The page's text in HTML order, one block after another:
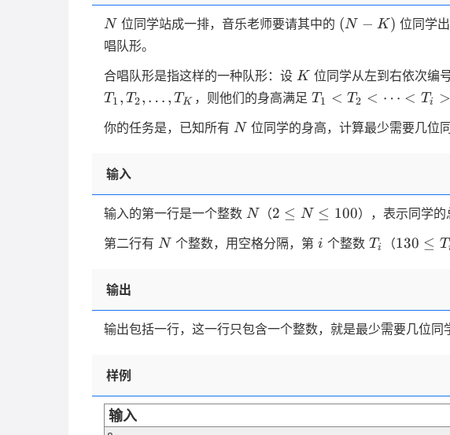
N
N 位同学站成一排，音乐老师要请其中的 (N-
(N − K) 位同学
唱队形。
合唱队形是指这样的一种队形：设 K
K 位同学从左到右依次编
T1 , T2, … , TK ，则他们的身高满足 T_1
T_2
T_i
\gt
T
T1 < T2 < ⋯ < Ti >
你的任务是，已知所有 N
N 位同学的身高，计算最少需要几位
输入
输入的第一行是一个整数 N
N （2
N
2 ≤ N ≤ 100），表示同学的
第二行有 N
N 个整数，用空格分隔，第i
i 个整数T_i
Ti （130
230
130 ≤ T
输出
输出包括一行，这一行只包含一个整数，就是最少需要几位同
样例
输入